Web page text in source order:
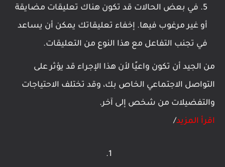
في بعض الحالات قد تكون هناك تعليقات مضايقة
أو غير مرغوب فيها. إخفاء تعليقاتك يمكن أن يساعد
في تجنب التفاعل مع هذا النوع من التعليقات.
من الجيد أن تكون واعيًا لأن هذا الإجراء قد يؤثر على
التواصل الاجتماعي الخاص بك، وقد تختلف الاحتياجات
والتفضيلات من شخص إلى آخر.
اقرأ المزيد/